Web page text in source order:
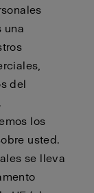
una
del
los
usted.
se lleva